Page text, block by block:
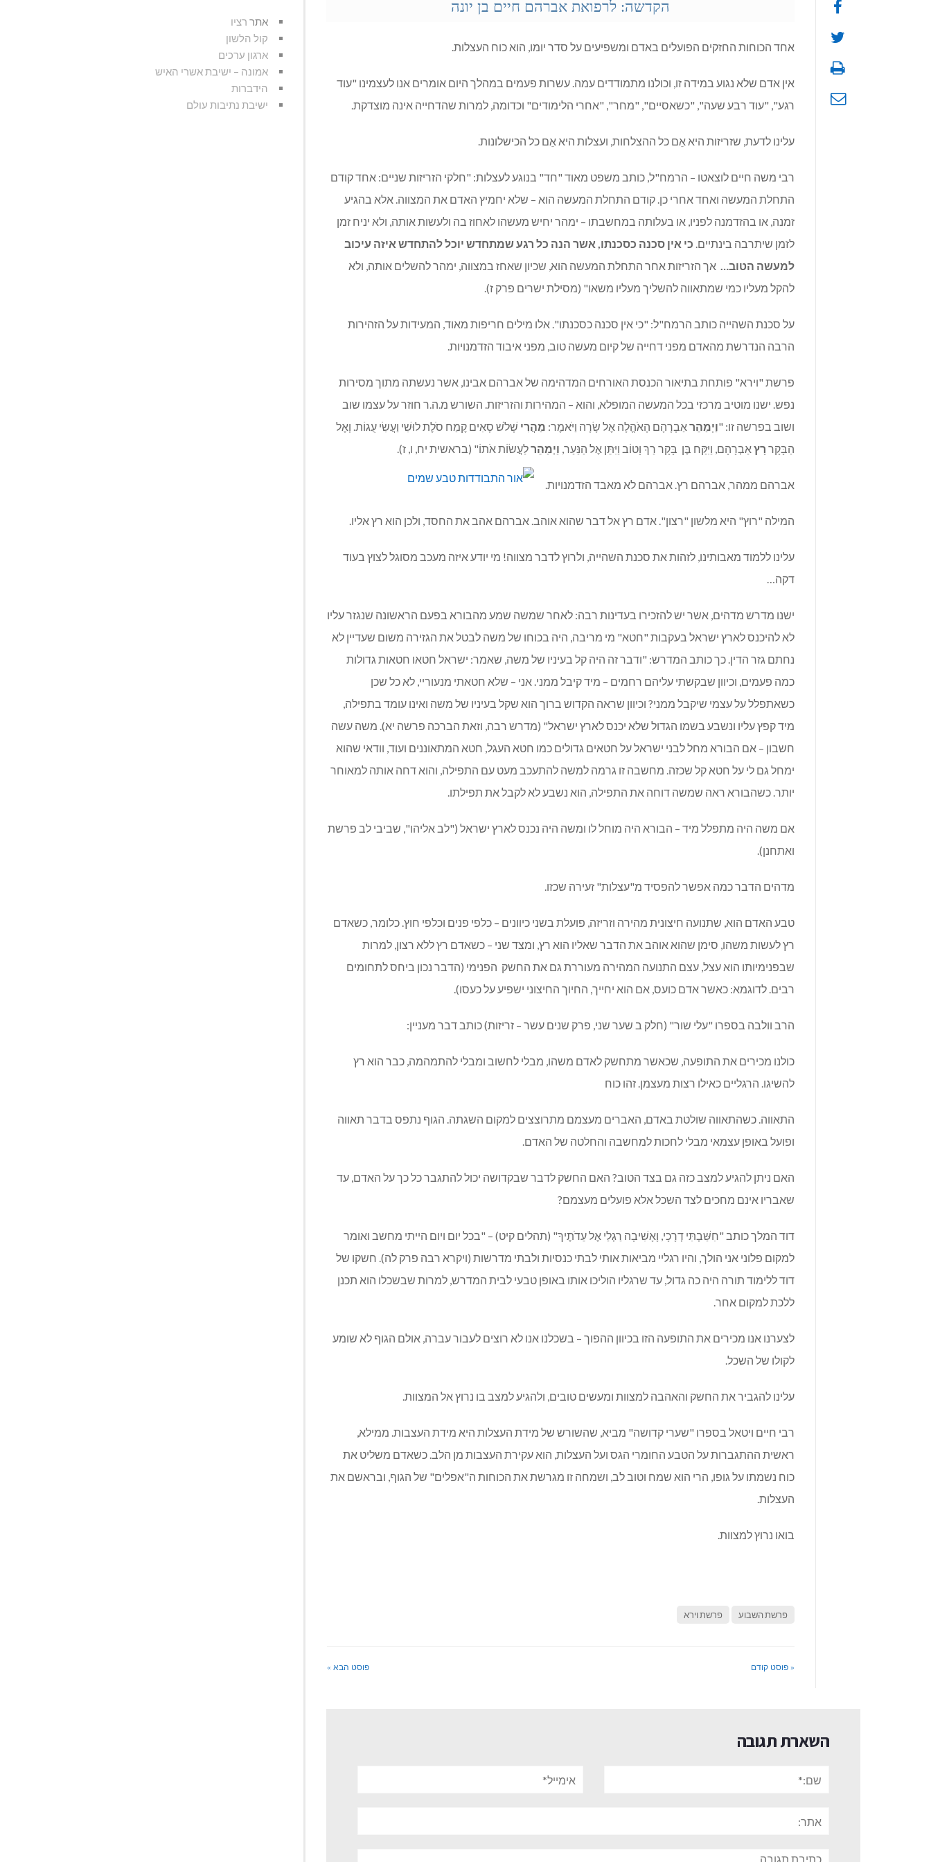
הקדשה: לרפואת אברהם חיים בן יונה
אחד הכוחות החזקים הפועלים באדם ומשפיעים על סדר יומו, הוא כוח העצלות.
אין אדם שלא נגוע במידה זו, וכולנו מתמודדים עמה. עשרות פעמים במהלך היום אומרים אנו לעצמינו "עוד
רגע", "עוד רבע שעה", "כשאסיים", "מחר", "אחרי הלימודים" וכדומה, למרות שהדחייה אינה מוצדקת.
עלינו לדעת, שזריזות היא אֵם כל ההצלחות, ועצלות היא אֵם כל הכישלונות.
רבי משה חיים לוצאטו – הרמח"ל, כותב משפט מאוד "חד" בנוגע לעצלות: "חלקי הזריזות שניים: אחד קודם
התחלת המעשה ואחד אחרי כן. קודם התחלת המעשה הוא – שלא יחמיץ האדם את המצווה. אלא בהגיע
זמנה, או בהזדמנה לפניו, או בעלותה במחשבתו – ימהר יחיש מעשהו לאחוז בה ולעשות אותה, ולא יניח זמן
לזמן שיתרבה בינתיים. כי אין סכנה כסכנתו, אשר הנה כל רגע שמתחדש יוכל להתחדש איזה עיכוב
למעשה הטוב… אך הזריזות אחר התחלת המעשה הוא, שכיון שאחז במצווה, ימהר להשלים אותה, ולא
להקל מעליו כמי שמתאווה להשליך מעליו משאו" (מסילת ישרים פרק ז).
על סכנת השהייה כותב הרמח"ל: "כי אין סכנה כסכנתו". אלו מילים חריפות מאוד, המעידות על הזהירות
הרבה הנדרשת מהאדם מפני דחייה של קיום מעשה טוב, מפני איבוד הזדמנויות.
פרשת "וירא" פותחת בתיאור הכנסת האורחים המדהימה של אברהם אבינו, אשר נעשתה מתוך מסירות
נפש. ישנו מוטיב מרכזי בכל המעשה המופלא, והוא – המהירות והזריזות. השורש מ.ה.ר חוזר על עצמו שוב
ושוב בפרשה זו: "וַיְמַהֵראַבְרָהָם הָאֹהֱלָה אֶל שָׂרָה וַיֹּאמֶר: מַהֲרִי שְׁלֹשׁ סְאִים קֶמַח סֹלֶת לוּשִׁי וַעֲשִׂי עֻגוֹת. וְאֶל
הַבָּקָר רָץאַבְרָהָם, וַיִּקַּח בֶּן בָּקָר רַךְ וָטוֹב וַיִּתֵּן אֶל הַנַּעַר, וַיְמַהֵרלַעֲשׂוֹת אֹתוֹ" (בראשית יח, ו, ז).
אברהם ממהר, אברהם רץ. אברהם לא מאבד הזדמנויות.
המילה "רוץ" היא מלשון "רצון". אדם רץ אל דבר שהוא אוהב. אברהם אהב את החסד, ולכן הוא רץ אליו.
עלינו ללמוד מאבותינו, לזהות את סכנת השהייה, ולרוץ לדבר מצווה! מי יודע איזה מעכב מסוגל לצוץ בעוד
דקה…
ישנו מדרש מדהים, אשר יש להזכירו בעדינות רבה: לאחר שמשה שמע מהבורא בפעם הראשונה שנגזר עליו
לא להיכנס לארץ ישראל בעקבות "חטא" מי מריבה, היה בכוחו של משה לבטל את הגזירה משום שעדיין לא
נחתם גזר הדין. כך כותב המדרש: "ודבר זה היה קל בעיניו של משה, שאמר: ישראל חטאו חטאות גדולות
כמה פעמים, וכיוון שבקשתי עליהם רחמים – מיד קיבל ממני. אני – שלא חטאתי מנעוריי, לא כל שכן
כשאתפלל על עצמי שיקבל ממני? וכיוון שראה הקדוש ברוך הוא שקל בעיניו של משה ואינו עומד בתפילה,
מיד קפץ עליו ונשבע בשמו הגדול שלא יכנס לארץ ישראל" (מדרש רבה, וזאת הברכה פרשה יא). משה עשה
חשבון – אם הבורא מחל לבני ישראל על חטאים גדולים כמו חטא העגל, חטא המתאוננים ועוד, וודאי שהוא
ימחל גם לי על חטא קל שכזה. מחשבה זו גרמה למשה להתעכב מעט עם התפילה, והוא דחה אותה למאוחר
יותר. כשהבורא ראה שמשה דוחה את התפילה, הוא נשבע לא לקבל את תפילתו.
אם משה היה מתפלל מיד – הבורא היה מוחל לו ומשה היה נכנס לארץ ישראל ("לב אליהו", שביבי לב פרשת
ואתחנן).
מדהים הדבר כמה אפשר להפסיד מ"עצלות" זעירה שכזו.
טבע האדם הוא, שתנועה חיצונית מהירה וזריזה, פועלת בשני כיוונים – כלפי פנים וכלפי חוץ. כלומר, כשאדם
רץ לעשות משהו, סימן שהוא אוהב את הדבר שאליו הוא רץ, ומצד שני – כשאדם רץ ללא רצון, למרות
שבפנימיותו הוא עצל, עצם התנועה המהירה מעוררת גם את החשק הפנימי (הדבר נכון ביחס לתחומים
רבים. לדוגמא: כאשר אדם כועס, אם הוא יחייך, החיוך החיצוני ישפיע על כעסו).
הרב וולבה בספרו "עלי שור" (חלק ב שער שני, פרק שנים עשר – זריזות) כותב דבר מעניין:
כולנו מכירים את התופעה, שכאשר מתחשק לאדם משהו, מבלי לחשוב ומבלי להתמהמה, כבר הוא רץ
להשיגו. הרגליים כאילו רצות מעצמן. זהו כוח
התאווה. כשהתאווה שולטת באדם, האברים מעצמם מתרוצצים למקום השגתה. הגוף נתפס בדבר תאווה
ופועל באופן עצמאי מבלי לחכות למחשבה והחלטה של האדם.
האם ניתן להגיע למצב כזה גם בצד הטוב? האם החשק לדבר שבקדושה יכול להתגבר כל כך על האדם, עד
שאבריו אינם מחכים לצד השכל אלא פועלים מעצמם?
דוד המלך כותב "חִשַּׁבְתִּי דְרָכָי, וָאָשִׁיבָה רַגְלַי אֶל עֵדֹתֶיךָ" (תהלים קיט) – "בכל יום ויום הייתי מחשב ואומר
למקום פלוני אני הולך, והיו רגליי מביאות אותי לבתי כנסיות ולבתי מדרשות (ויקרא רבה פרק לה). חשקו של
דוד ללימוד תורה היה כה גדול, עד שרגליו הוליכו אותו באופן טבעי לבית המדרש, למרות שבשכלו הוא תכנן
ללכת למקום אחר.
לצערנו אנו מכירים את התופעה הזו בכיוון ההפוך – בשכלנו אנו לא רוצים לעבור עברה, אולם הגוף לא שומע
לקולו של השכל.
עלינו להגביר את החשק והאהבה למצוות ומעשים טובים, ולהגיע למצב בו נרוץ אל המצוות.
רבי חיים ויטאל בספרו "שערי קדושה" מביא, שהשורש של מידת העצלות היא מידת העצבות. ממילא,
ראשית ההתגברות על הטבע החומרי הגס ועל העצלות, הוא עקירת העצבות מן הלב. כשאדם משליט את
כוח נשמתו על גופו, הרי הוא שמח וטוב לב, ושמחה זו מגרשת את הכוחות ה"אפלים" של הגוף, ובראשם את
העצלות.
בואו נרוץ למצוות.
פרשת השבוע פרשת וירא
« פוסט קודם פוסט הבא »
השארת תגובה
תגובה
אתר רציו
קול הלשון
ארגון ערכים
אמונה – ישיבת אשרי האיש
הידברות
ישיבת נתיבות עולם